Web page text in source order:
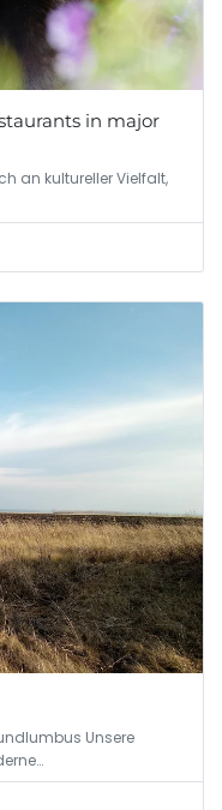
in major
an kultureller Vielfalt,
Unsere